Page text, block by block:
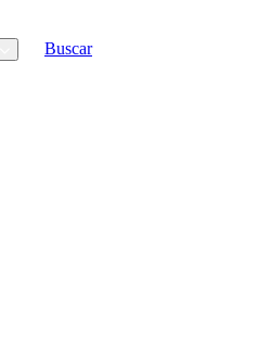
Buscar